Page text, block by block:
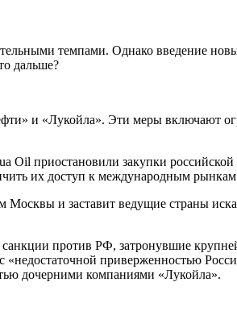
темпами. Однако введение
дальше?
и «Лукойла». Эти меры включают
Oil приостановили закупки
их доступ к международным
и заставит ведущие страны
санкции против РФ, затронувшие
приверженностью
дочерними компаниями «Лукойла».